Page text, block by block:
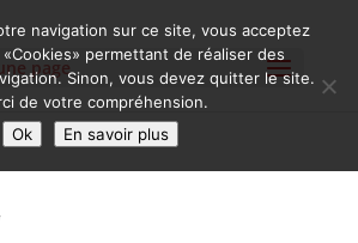
page
navigation sur ce site, vous acceptez
permettant de réaliser des
Sinon, vous devez quitter le site.
de votre compréhension.
Ok
En savoir plus